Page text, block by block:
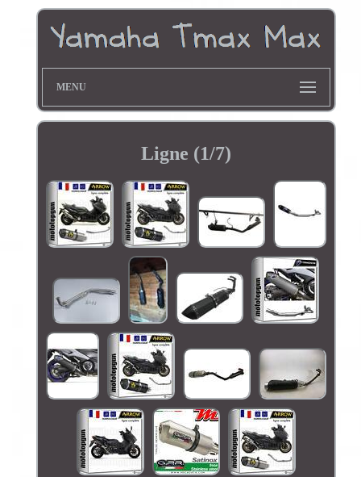
MENU
Ligne (1/7)